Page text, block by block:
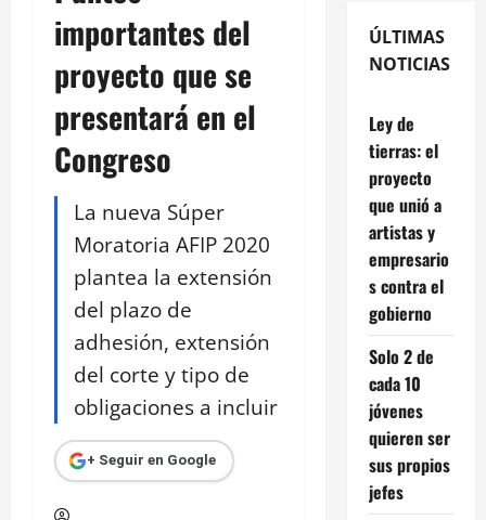
importantes del
proyecto que se
presentará en el
Congreso
La nueva Súper
Moratoria AFIP 2020
plantea la extensión
del plazo de
adhesión, extensión
del corte y tipo de
obligaciones a incluir
+ Seguir en Google
ÚLTIMAS
NOTICIAS
Ley de
tierras: el
proyecto
que unió a
artistas y
empresario
s contra el
gobierno
Solo 2 de
cada 10
jóvenes
quieren ser
sus propios
jefes